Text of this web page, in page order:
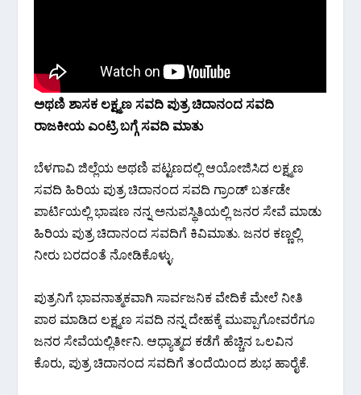
ಅಥಣಿ ಶಾಸಕ ಲಕ್ಷ್ಮಣ ಸವದಿ ಪುತ್ರ ಚಿದಾನಂದ ಸವದಿ
ರಾಜಕೀಯ ಎಂಟ್ರಿ ಬಗ್ಗೆ ಸವದಿ ಮಾತು
ಬೆಳಗಾವಿ ಜಿಲ್ಲೆಯ ಅಥಣಿ‌ ಪಟ್ಟಣದಲ್ಲಿ ಆಯೋಜಿಸಿದ ಲಕ್ಷ್ಮಣ
ಸವದಿ ಹಿರಿಯ ಪುತ್ರ ಚಿದಾನಂದ ಸವದಿ ಗ್ರಾಂಡ್ ಬರ್ತಡೇ
ಪಾರ್ಟಿಯಲ್ಲಿ ಭಾಷಣ ನನ್ನ ಅನುಪಸ್ಥಿತಿಯಲ್ಲಿ ಜನರ ಸೇವೆ ಮಾಡು
ಹಿರಿಯ ಪುತ್ರ ಚಿದಾನಂದ ಸವದಿಗೆ ಕಿವಿಮಾತು. ಜನರ ಕಣ್ಣಲ್ಲಿ
ನೀರು ಬರದಂತೆ ನೋಡಿಕೊಳ್ಳು.
ಪುತ್ರನಿಗೆ ಭಾವನಾತ್ಮಕವಾಗಿ ಸಾರ್ವಜನಿಕ ವೇದಿಕೆ ಮೇಲೆ ನೀತಿ
ಪಾಠ ಮಾಡಿದ ಲಕ್ಷ್ಮಣ ಸವದಿ ನನ್ನ ದೇಹಕ್ಕೆ ಮುಪ್ಪಾಗೋವರೆಗೂ
ಜನರ ಸೇವೆಯಲ್ಲಿರ್ತೀನಿ. ಆಧ್ಯಾತ್ಮದ ಕಡೆಗೆ ಹೆಚ್ಚಿನ ಒಲವಿನ
ಕೊರು, ಪುತ್ರ ಚಿದಾನಂದ ಸವದಿಗೆ ತಂದೆಯಿಂದ ಶುಭ ಹಾರೈಕೆ.